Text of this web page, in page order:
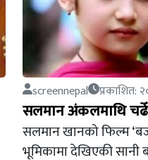
screennepal प्रकाशित:
सलमान अंकलमाथि
सलमान खानको फिल्म
भूमिकामा देखिएकी